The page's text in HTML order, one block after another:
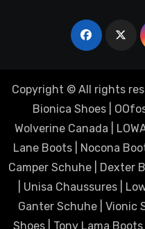
Copyright © All rights
Bionica Shoes
Wolverine Canada
Lane Boots| Nocona
Camper Schuhe| Dexter
Unisa Chaussures|
Ganter Schuhe
Vionic
Shoes| Tony Lama Boots|